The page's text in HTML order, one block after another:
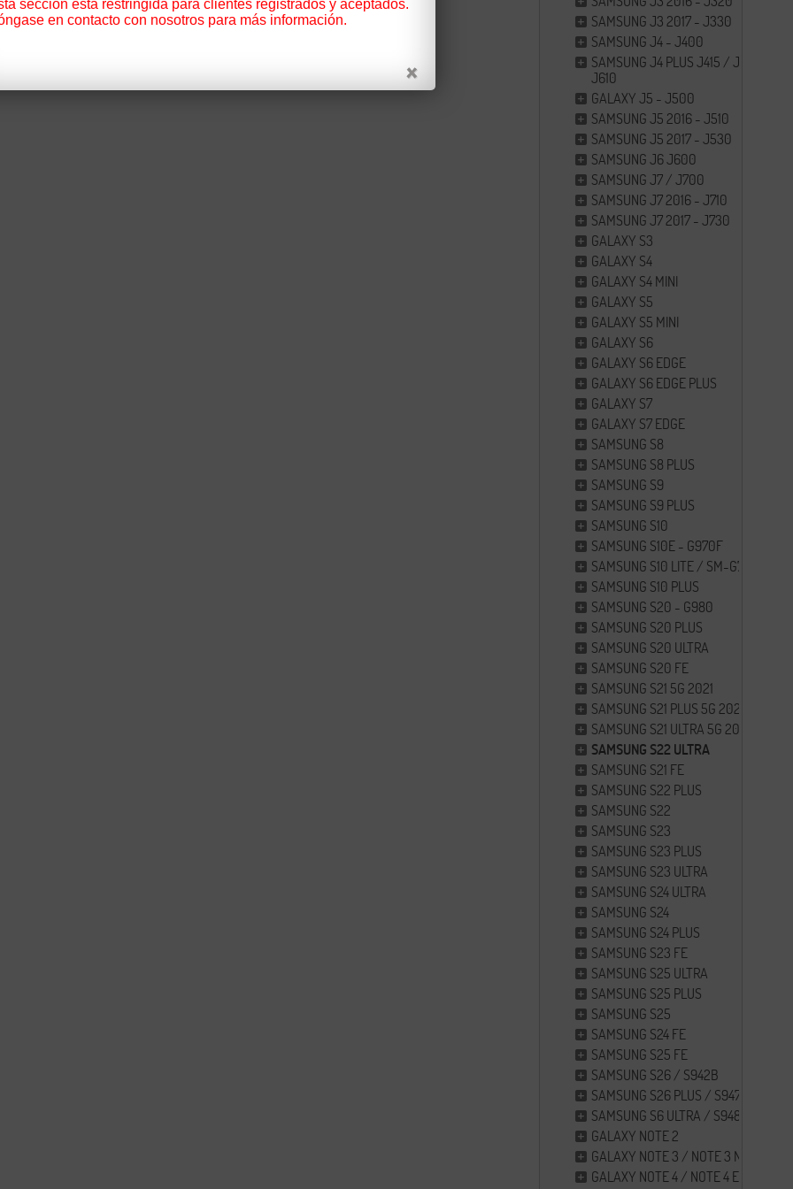
SAMSUNG J3 2017 - J330
SAMSUNG J4 - J400
SAMSUNG J4 PLUS J415 / J6 PLUS
J610
GALAXY J5 - J500
SAMSUNG J5 2016 - J510
SAMSUNG J5 2017 - J530
SAMSUNG J6 J600
SAMSUNG J7 / J700
SAMSUNG J7 2016 - J710
SAMSUNG J7 2017 - J730
GALAXY S3
GALAXY S4
GALAXY S4 MINI
GALAXY S5
GALAXY S5 MINI
GALAXY S6
GALAXY S6 EDGE
GALAXY S6 EDGE PLUS
GALAXY S7
GALAXY S7 EDGE
SAMSUNG S8
SAMSUNG S8 PLUS
SAMSUNG S9
SAMSUNG S9 PLUS
SAMSUNG S10
SAMSUNG S10E - G970F
SAMSUNG S10 LITE / SM-G770
SAMSUNG S10 PLUS
SAMSUNG S20 - G980
SAMSUNG S20 PLUS
SAMSUNG S20 ULTRA
SAMSUNG S20 FE
SAMSUNG S21 5G 2021
SAMSUNG S21 PLUS 5G 2021
SAMSUNG S21 ULTRA 5G 2021
SAMSUNG S22 ULTRA
SAMSUNG S21 FE
SAMSUNG S22 PLUS
SAMSUNG S22
SAMSUNG S23
SAMSUNG S23 PLUS
SAMSUNG S23 ULTRA
SAMSUNG S24 ULTRA
SAMSUNG S24
SAMSUNG S24 PLUS
SAMSUNG S23 FE
SAMSUNG S25 ULTRA
SAMSUNG S25 PLUS
SAMSUNG S25
SAMSUNG S24 FE
SAMSUNG S25 FE
SAMSUNG S26 / S942B
SAMSUNG S26 PLUS / S947
SAMSUNG S6 ULTRA / S948B
GALAXY NOTE 2
GALAXY NOTE 3 / NOTE 3 NEO
GALAXY NOTE 4 / NOTE 4 EDGE
sección está restringida para clientes registrados y aceptados.
en contacto con nosotros para más información.